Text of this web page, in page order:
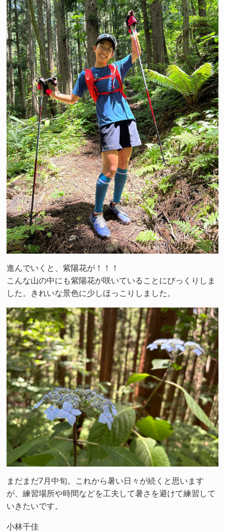
進んでいくと、紫陽花が！！！
こんな山の中にも紫陽花が咲いていることにびっくりしま
した。きれいな景色に少しほっこりしました。
まだまだ7月中旬。これから暑い日々が続くと思います
が、練習場所や時間などを工夫して暑さを避けて練習して
いきたいです。
小林千佳